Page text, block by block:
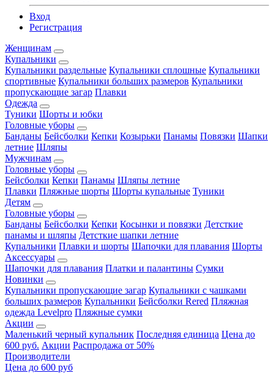
Вход
Регистрация
Женщинам
Купальники
Купальники раздельные Купальники сплошные Купальники
спортивные Купальники больших размеров Купальники
пропускающие загар Плавки
Одежда
Туники Шорты и юбки
Головные уборы
Банданы Бейсболки Кепки Козырьки Панамы Повязки Шапки
летние Шляпы
Мужчинам
Головные уборы
Бейсболки Кепки Панамы Шляпы летние
Плавки Пляжные шорты Шорты купальные Туники
Детям
Головные уборы
Банданы Бейсболки Кепки Косынки и повязки Детсткие
панамы и шляпы Детсткие шапки летние
Купальники Плавки и шорты Шапочки для плавания Шорты
Аксессуары
Шапочки для плавания Платки и палантины Сумки
Новинки
Купальники пропускающие загар Купальники с чашками
больших размеров Купальники Бейсболки Rered Пляжная
одежда Levelpro Пляжные сумки
Акции
Маленький черный купальник Последняя единица Цена до
600 руб. Акции Распродажа от 50%
Производители
Цена до 600 руб